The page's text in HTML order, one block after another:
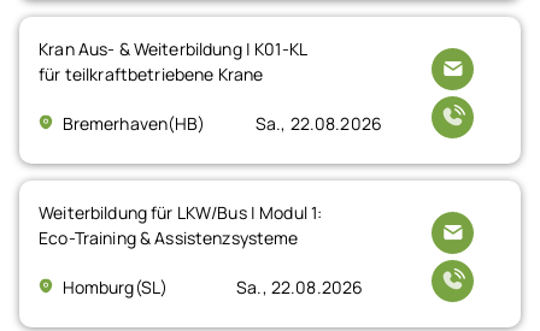
Kran Aus- & Weiterbildung | K01-KL
für teilkraftbetriebene Krane
Bremerhaven(HB) Sa., 22.08.2026
Weiterbildung für LKW/Bus | Modul 1:
Eco-Training & Assistenzsysteme
Homburg(SL) Sa., 22.08.2026